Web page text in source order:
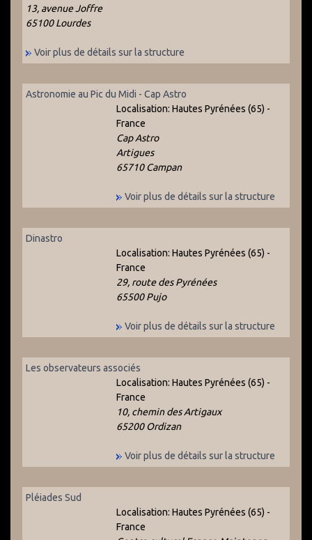
13, avenue Joffre
65100 Lourdes
Voir plus de détails sur la structure
Astronomie au Pic du Midi - Cap Astro
Localisation: Hautes Pyrénées (65) -
France
Cap Astro
Artigues
65710 Campan
Voir plus de détails sur la structure
Dinastro
Localisation: Hautes Pyrénées (65) -
France
29, route des Pyrénées
65500 Pujo
Voir plus de détails sur la structure
Les observateurs associés
Localisation: Hautes Pyrénées (65) -
France
10, chemin des Artigaux
65200 Ordizan
Voir plus de détails sur la structure
Pléiades Sud
Localisation: Hautes Pyrénées (65) -
France